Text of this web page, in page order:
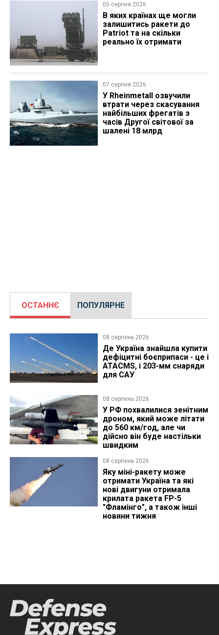
05 серпня 2026
В яких країнах ще могли
залишитись ракети до
Patriot та на скільки
реально їх отримати
07 серпня 2026
У Rheinmetall озвучили
втрати через скасування
найбільших фрегатів з
часів Другої світової за
шалені 18 млрд
ОСТАННЄ ПОПУЛЯРНЕ
08 серпень 2026
Де Україна знайшла купити
дефіцитні боєприпаси - це і
ATACMS, і 203-мм снаряди
для САУ
08 серпень 2026
У РФ похвалилися зенітним
дроном, який може літати
до 560 км/год, але чи
дійсно він буде настільки
швидким
08 серпень 2026
Яку міні-ракету може
отримати Україна та які
нові двигуни отримала
крилата ракета FP-5
"Фламінго", а також інші
новини тижня